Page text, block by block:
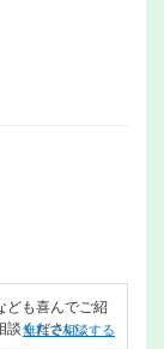
ども喜んでご紹
談ください。
無料で相談する